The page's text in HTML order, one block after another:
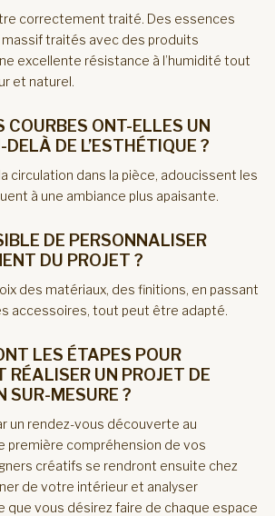
correctement traité. Des essences
traités avec des produits
excellente résistance à l’humidité tout
et naturel.
COURBES ONT-ELLES UN
DE L’ESTHÉTIQUE ?
circulation dans la pièce, adoucissent les
à une ambiance plus apaisante.
DE PERSONNALISER
DU PROJET ?
des matériaux, des finitions, en passant
accessoires, tout peut être adapté.
LES ÉTAPES POUR
RÉALISER UN PROJET DE
SUR-MESURE ?
un rendez-vous découverte au
première compréhension de vos
créatifs se rendront ensuite chez
de votre intérieur et analyser
que vous désirez faire de chaque espace